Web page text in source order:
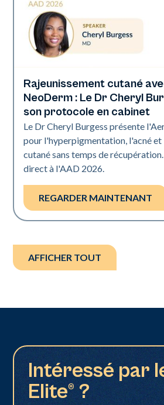
Neo Elite | Présentations
Rajeunissement cutané
NeoDerm : Le Dr Cheryl
son protocole en cabinet
Le Dr Cheryl Burgess présente
pour l'hyperpigmentation, l'acné et
cutané sans temps de
direct à l'AAD 2026.
REGARDER MAINTENANT
AFFICHER TOUT
Intéressé par
Elite® ?